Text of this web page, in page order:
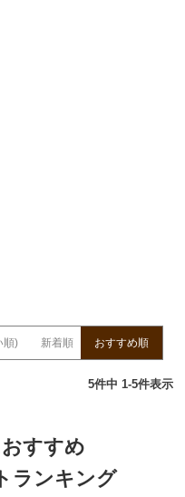
順) 新着順 おすすめ順
5件中 1-5件表示
すすめ
ランキング